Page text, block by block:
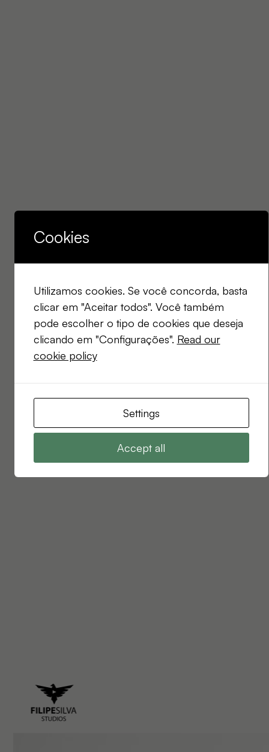
Cookies
Utilizamos cookies. Se você concorda, basta
clicar em "Aceitar todos". Você também
pode escolher o tipo de cookies que deseja
clicando em "Configurações". Read our
cookie policy
Settings
Accept all